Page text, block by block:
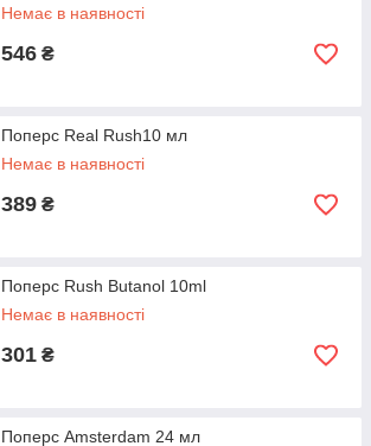
Немає в наявності
546 ₴
Поперс Real Rush10 мл
Немає в наявності
389 ₴
Поперс Rush Butanol 10ml
Немає в наявності
301 ₴
Поперс Amsterdam 24 мл